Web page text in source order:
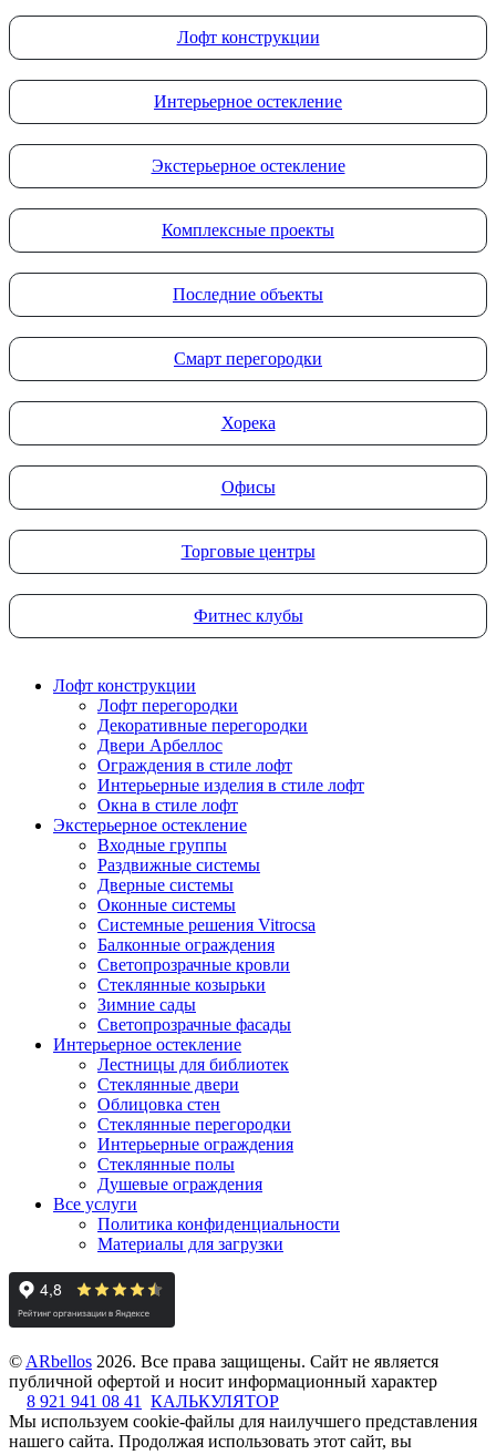
Лофт конструкции
Интерьерное остекление
Экстерьерное остекление
Комплексные проекты
Последние объекты
Смарт перегородки
Хорека
Офисы
Торговые центры
Фитнес клубы
Лофт конструкции
Лофт перегородки
Декоративные перегородки
Двери Арбеллос
Ограждения в стиле лофт
Интерьерные изделия в стиле лофт
Окна в стиле лофт
Экстерьерное остекление
Входные группы
Раздвижные системы
Дверные системы
Оконные системы
Системные решения Vitrocsa
Балконные ограждения
Светопрозрачные кровли
Стеклянные козырьки
Зимние сады
Светопрозрачные фасады
Интерьерное остекление
Лестницы для библиотек
Стеклянные двери
Облицовка стен
Стеклянные перегородки
Интерьерные ограждения
Стеклянные полы
Душевые ограждения
Все услуги
Политика конфиденциальности
Материалы для загрузки
©ARbellos 2026. Все права защищены. Сайт не является
публичной офертой и носит информационный характер
8 921 941 08 41 КАЛЬКУЛЯТОР
Мы используем cookie-файлы для наилучшего представления
нашего сайта. Продолжая использовать этот сайт, вы